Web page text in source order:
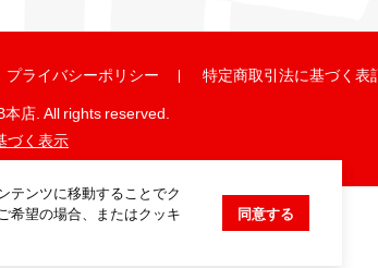
テンツに移動することでク
希望の場合、またはクッキ
同意する
プライバシーポリシー
特定商取引法に基づく表
店. All rights reserved.
づく表示